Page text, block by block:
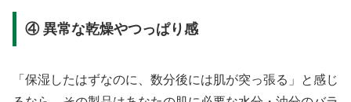
④ 異常な乾燥やつっぱり感
「保湿したはずなのに、数分後には肌が突っ張る」と感じ